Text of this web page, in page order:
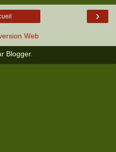
›
Web
Blogger.